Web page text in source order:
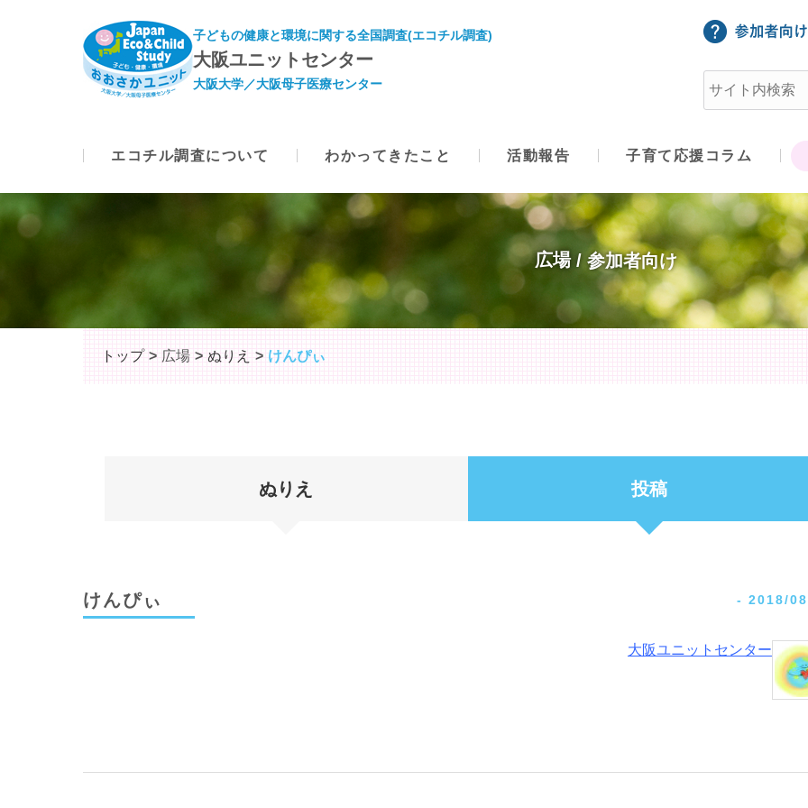
子どもの健康と環境に関する全国調査(エコチル調査)
大阪ユニットセンター
大阪大学／大阪母子医療センター
エコチル調査について わかってきたこと 活動報告 子育て応援コラム
広場
トップ 広場 ぬりえ けんぴぃ
ぬりえ 投稿
けんぴぃ - 2018/
大阪ユニットセンター